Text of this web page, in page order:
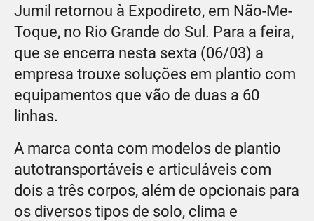
Jumil retornou à Expodireto, em Não-Me-
Toque, no Rio Grande do Sul. Para a feira,
que se encerra nesta sexta (06/03) a
empresa trouxe soluções em plantio com
equipamentos que vão de duas a 60
linhas.
A marca conta com modelos de plantio
autotransportáveis e articuláveis com
dois a três corpos, além de opcionais para
os diversos tipos de solo, clima e